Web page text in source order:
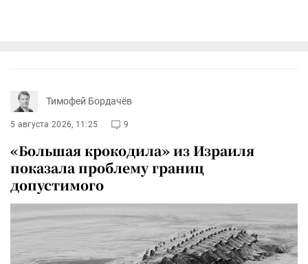
Тимофей Бордачёв
5 августа 2026, 11:25 9
«Большая крокодила» из Израиля
показала проблему границ
допустимого